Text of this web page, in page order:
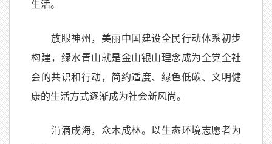
生活。
放眼神州，美丽中国建设全民行动体系初步
构建，绿水青山就是金山银山理念成为全党全社
会的共识和行动，简约适度、绿色低碳、文明健
康的生活方式逐渐成为社会新风尚。
涓滴成海，众木成林。以生态环境志愿者为